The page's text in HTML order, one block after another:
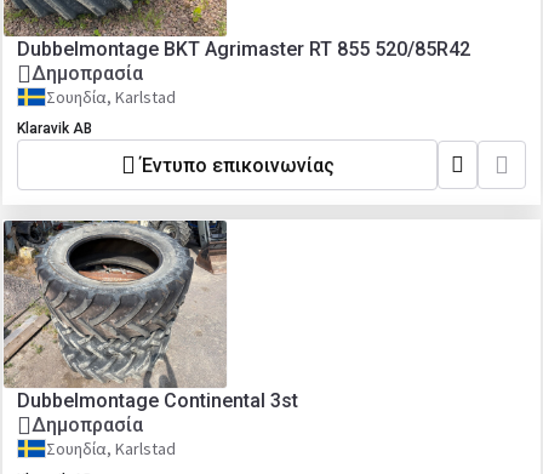
Dubbelmontage BKT Agrimaster RT 855 520/85R42
Δημοπρασία
Σουηδία, Karlstad
Klaravik AB
Έντυπο επικοινωνίας
Dubbelmontage Continental 3st
Δημοπρασία
Σουηδία, Karlstad